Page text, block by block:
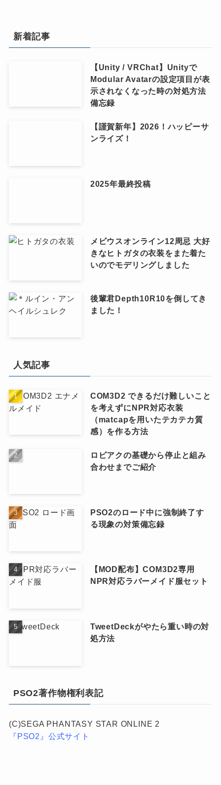
新着記事
【Unity / VRChat】Unityで
Modular Avatarの設定項目が表
示されなくなった時の対処方法
備忘録
【謹賀新年】2026！ハッピーサ
ンライズ！
2025年最終投稿
メビウスオンライン12周忌 大好
きなヒトガタの衣装をまた着た
いのでモデリングしました
後輩君Depth10R10を倒してき
ました！
人気記事
COM3D2 できるだけ難しいこと
を考えずにNPR対応衣装
（matcapを用いたテカテカ質
感）を作る方法
ロビアクの基礎から停止と組み
合わせまでご紹介
PSO2のロード中に強制終了す
る現象の対策備忘録
【MOD配布】COM3D2専用
NPR対応ラバーメイド服セット
TweetDeckがやたら重い時の対
処方法
PSO2著作物権利表記
(C)SEGA PHANTASY STAR ONLINE 2
『PSO2』公式サイト